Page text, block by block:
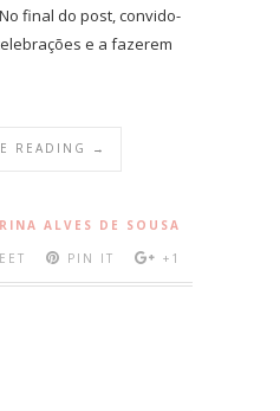
final do post, convido-
e a fazerem
READING →
ALVES DE SOUSA
PIN IT +1